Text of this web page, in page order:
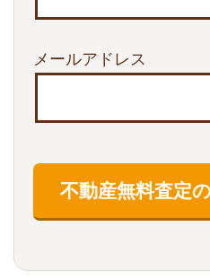
メールアドレス